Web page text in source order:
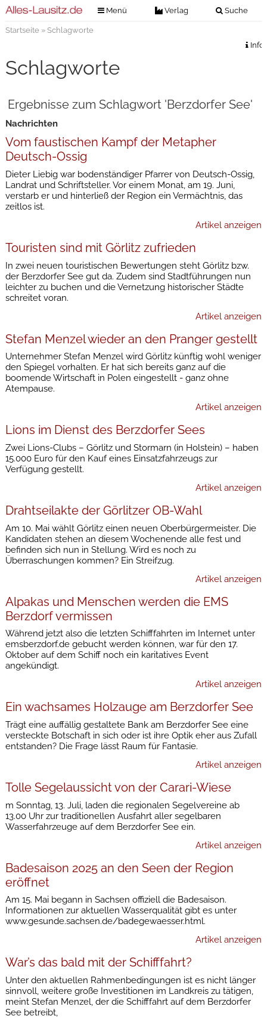
Menü Verlag Suche
Verlag
Kontakt
Anzeigenannahme
Digitale Ausgaben
Startseite» Schlagworte
Info
Schlagworte
Ergebnisse zum Schlagwort 'Berzdorfer See'
Nachrichten
Vom faustischen Kampf der Metapher
Deutsch-Ossig
Dieter Liebig war bodenständiger Pfarrer von Deutsch-Ossig,
Landrat und Schriftsteller. Vor einem Monat, am 19. Juni,
verstarb er und hinterließ der Region ein Vermächtnis, das
zeitlos ist.
Artikel anzeigen
Touristen sind mit Görlitz zufrieden
In zwei neuen touristischen Bewertungen steht Görlitz bzw.
der Berzdorfer See gut da. Zudem sind Stadtführungen nun
leichter zu buchen und die Vernetzung historischer Städte
schreitet voran.
Artikel anzeigen
Stefan Menzel wieder an den Pranger gestellt
Unternehmer Stefan Menzel wird Görlitz künftig wohl weniger
den Spiegel vorhalten. Er hat sich bereits ganz auf die
boomende Wirtschaft in Polen eingestellt - ganz ohne
Atempause.
Artikel anzeigen
Lions im Dienst des Berzdorfer Sees
Zwei Lions-Clubs – Görlitz und Stormarn (in Holstein) – haben
15.000 Euro für den Kauf eines Einsatzfahrzeugs zur
Verfügung gestellt.
Artikel anzeigen
Drahtseilakte der Görlitzer OB-Wahl
Am 10. Mai wählt Görlitz einen neuen Oberbürgermeister. Die
Kandidaten stehen an diesem Wochenende alle fest und
befinden sich nun in Stellung. Wird es noch zu
Überraschungen kommen? Ein Streifzug.
Artikel anzeigen
Alpakas und Menschen werden die EMS
Berzdorf vermissen
Während jetzt also die letzten Schifffahrten im Internet unter
emsberzdorf.de gebucht werden können, war für den 17.
Oktober auf dem Schiff noch ein karitatives Event
angekündigt.
Artikel anzeigen
Ein wachsames Holzauge am Berzdorfer See
Trägt eine auffällig gestaltete Bank am Berzdorfer See eine
versteckte Botschaft in sich oder ist ihre Optik eher aus Zufall
entstanden? Die Frage lässt Raum für Fantasie.
Artikel anzeigen
Tolle Segelaussicht von der Carari-Wiese
m Sonntag, 13. Juli, laden die regionalen Segelvereine ab
13.00 Uhr zur traditionellen Ausfahrt aller segelbaren
Wasserfahrzeuge auf dem Berzdorfer See ein.
Artikel anzeigen
Badesaison 2025 an den Seen der Region
eröffnet
Am 15. Mai begann in Sachsen offiziell die Badesaison.
Informationen zur aktuellen Wasserqualität gibt es unter
www.gesunde.sachsen.de/badegewaesser.html.
Artikel anzeigen
War’s das bald mit der Schifffahrt?
Unter den aktuellen Rahmenbedingungen ist es nicht länger
sinnvoll, weitere große Investitionen im Landkreis zu tätigen,
meint Stefan Menzel, der die Schifffahrt auf dem Berzdorfer
See betreibt,